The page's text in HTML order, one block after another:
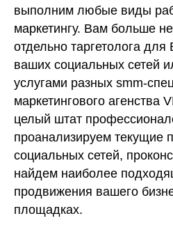
выполним любые виды
маркетингу. Вам больше
отдельно таргетолога
ваших социальных сетей
услугами разных smm-
маркетингового агенства
целый штат
проанализируем текущие
социальных сетей,
найдем наиболее
продвижения вашего
площадках.